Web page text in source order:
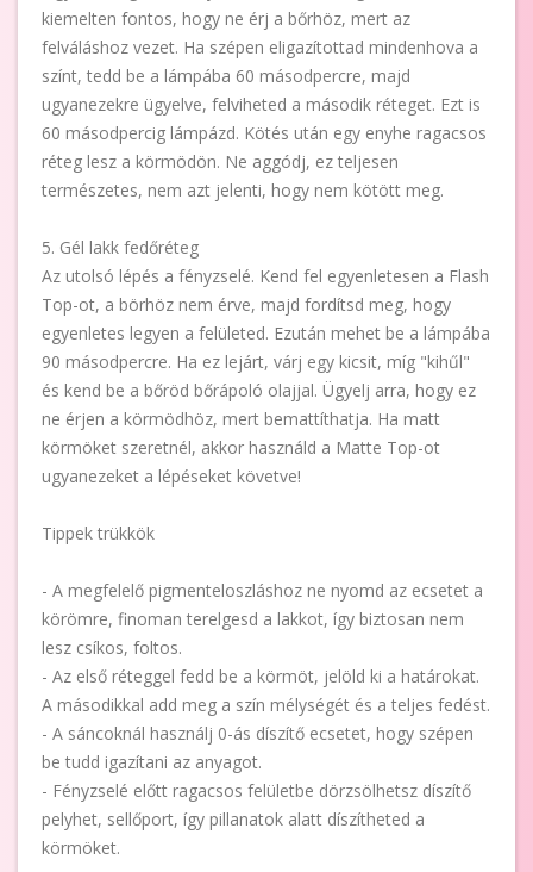
kiemelten fontos, hogy ne érj a bőrhöz, mert az
felváláshoz vezet. Ha szépen eligazítottad mindenhova a
színt, tedd be a lámpába 60 másodpercre, majd
ugyanezekre ügyelve, felviheted a második réteget. Ezt is
60 másodpercig lámpázd. Kötés után egy enyhe ragacsos
réteg lesz a körmödön. Ne aggódj, ez teljesen
természetes, nem azt jelenti, hogy nem kötött meg.
5. Gél lakk fedőréteg
Az utolsó lépés a fényzselé. Kend fel egyenletesen a Flash
Top-ot, a börhöz nem érve, majd fordítsd meg, hogy
egyenletes legyen a felületed. Ezután mehet be a lámpába
90 másodpercre. Ha ez lejárt, várj egy kicsit, míg "kihűl"
és kend be a bőröd bőrápoló olajjal. Ügyelj arra, hogy ez
ne érjen a körmödhöz, mert bemattíthatja. Ha matt
körmöket szeretnél, akkor használd a Matte Top-ot
ugyanezeket a lépéseket követve!
Tippek trükkök
- A megfelelő pigmenteloszláshoz ne nyomd az ecsetet a
körömre, finoman terelgesd a lakkot, így biztosan nem
lesz csíkos, foltos.
- Az első réteggel fedd be a körmöt, jelöld ki a határokat.
A másodikkal add meg a szín mélységét és a teljes fedést.
- A sáncoknál használj 0-ás díszítő ecsetet, hogy szépen
be tudd igazítani az anyagot.
- Fényzselé előtt ragacsos felületbe dörzsölhetsz díszítő
pelyhet, sellőport, így pillanatok alatt díszítheted a
körmöket.